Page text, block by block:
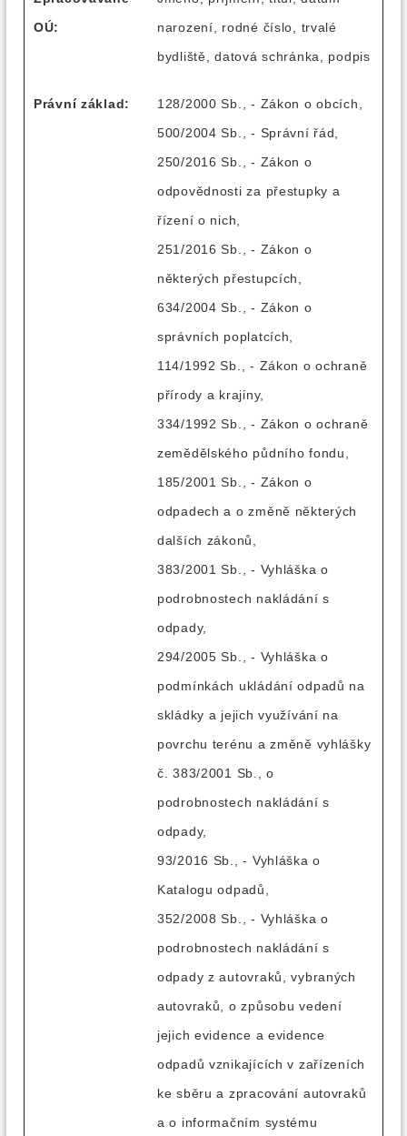
OÚ:
narození, rodné číslo, trvalé
bydliště, datová schránka, podpis
Právní základ:
128/2000 Sb., - Zákon o obcích,
500/2004 Sb., - Správní řád,
250/2016 Sb., - Zákon o
odpovědnosti za přestupky a
řízení o nich,
251/2016 Sb., - Zákon o
některých přestupcích,
634/2004 Sb., - Zákon o
správních poplatcích,
114/1992 Sb., - Zákon o ochraně
přírody a krajiny,
334/1992 Sb., - Zákon o ochraně
zemědělského půdního fondu,
185/2001 Sb., - Zákon o
odpadech a o změně některých
dalších zákonů,
383/2001 Sb., - Vyhláška o
podrobnostech nakládání s
odpady,
294/2005 Sb., - Vyhláška o
podmínkách ukládání odpadů na
skládky a jejich využívání na
povrchu terénu a změně vyhlášky
č. 383/2001 Sb., o
podrobnostech nakládání s
odpady,
93/2016 Sb., - Vyhláška o
Katalogu odpadů,
352/2008 Sb., - Vyhláška o
podrobnostech nakládání s
odpady z autovraků, vybraných
autovraků, o způsobu vedení
jejich evidence a evidence
odpadů vznikajících v zařízeních
ke sběru a zpracování autovraků
a o informačním systému